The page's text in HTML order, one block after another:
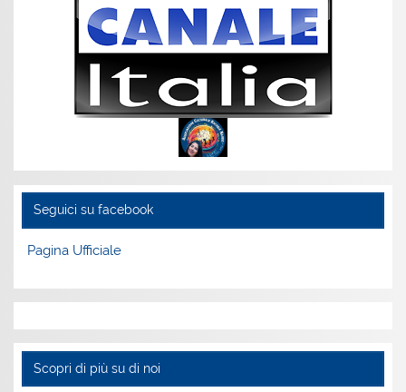
Seguici su facebook
Pagina Ufficiale
Scopri di più su di noi